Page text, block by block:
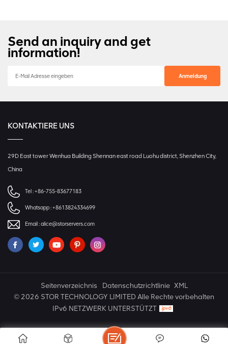
Send an inquiry and get
information!
KONTAKTIERE UNS
29D East tower Wenhua Building Shennan east road Luohu district, Shenzhen City,
China
Tel :+86-755-83677183
Whatsapp :+8613824334699
Email :alice@storservers.com
Seitenverzeichnis Datenschutzrichtlinie XML
© 2026 STOR TECHNOLOGY LIMITED Alle Rechte vorbehalten
IPv6 NETZWERK UNTERSTÜTZT